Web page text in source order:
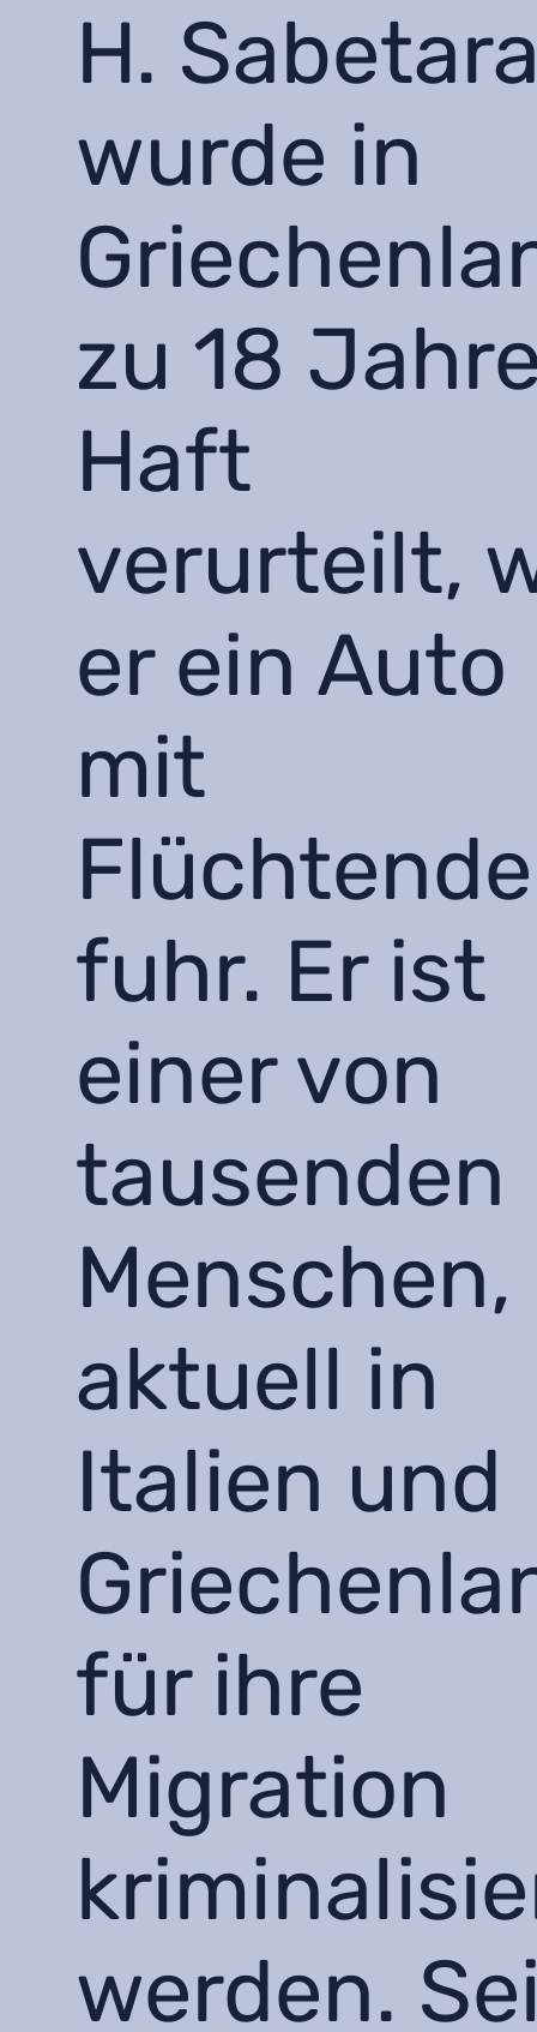
H.
wurde in
zu 18
Haft
verurteilt,
er ein Auto
mit
fuhr. Er ist
einer von
tausenden
Menschen,
aktuell in
Italien und
für ihre
Migration
werden.